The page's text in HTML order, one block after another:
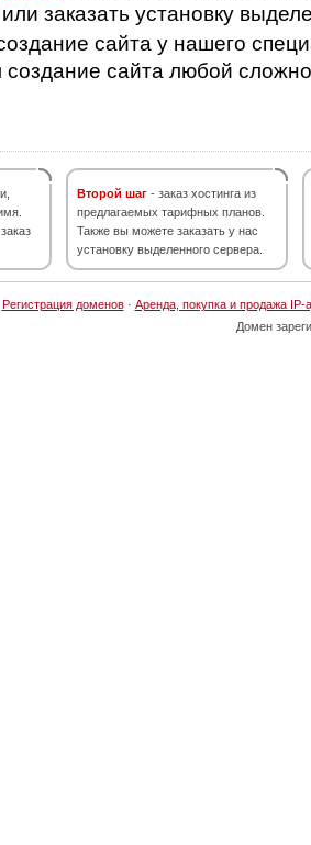
заказать установку
сайта у нашего
сайта любой
Второй шаг - заказ хостинга из
предлагаемых тарифных планов.
Также вы можете заказать у нас
установку выделенного сервера.
Регистрация доменов· Аренда, покупка и продажа IP-
Домен